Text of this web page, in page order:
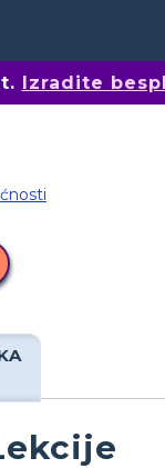
Izradite